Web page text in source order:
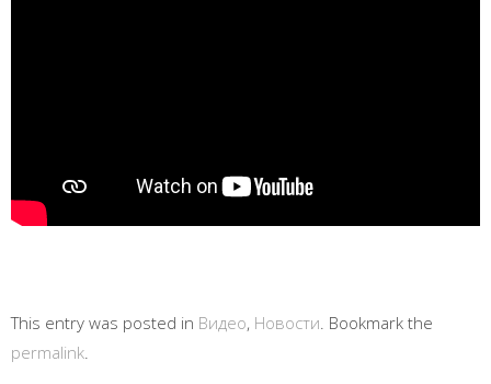
This entry was posted in Видео, Новости . Bookmark the
permalink